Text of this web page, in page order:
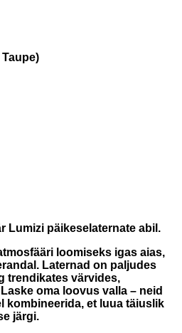
Lumizi päikeselaternate abil.
loomiseks igas aias,
Laternad on paljudes
trendikates värvides,
oma loovus valla – neid
kombineerida, et luua täiuslik
järgi.